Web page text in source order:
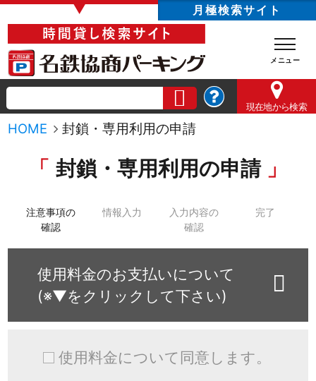
▼ 月極検索サイト
現在地から検索
HOME 封鎖・専用利用の申請
封鎖・専用利用の申請
注意事項の
確認
情報入力
入力内容の
確認
完了
使用料金のお支払いについて
(※▼をクリックして下さい)
使用料金について同意します。